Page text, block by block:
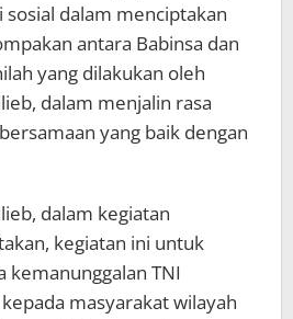
dalam menciptakan
antara Babinsa dan
yang dilakukan oleh
dalam menjalin rasa
yang baik dengan
dalam kegiatan
kegiatan ini untuk
TNI
masyarakat wilayah